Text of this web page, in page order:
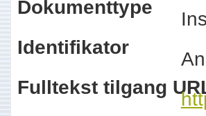
Dokumenttype
Identifikator
Fulltekst tilgang